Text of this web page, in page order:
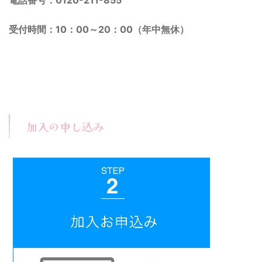
受付時間：10：00～20：00（年中無休）
加入の申し込み